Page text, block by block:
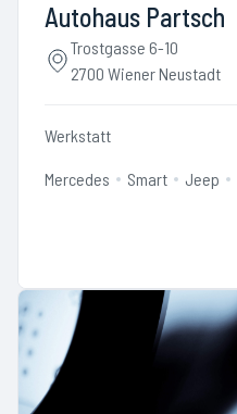
Autohaus Partsch
Trostgasse 6-10
2700 Wiener Neustadt
Werkstatt
Mercedes Smart Jeep